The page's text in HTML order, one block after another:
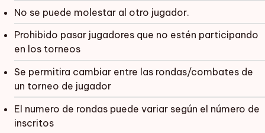
No se puede molestar al otro jugador.
Prohibido pasar jugadores que no estén participando
en los torneos
Se permitira cambiar entre las rondas/combates de
un torneo de jugador
El numero de rondas puede variar según el número de
inscritos